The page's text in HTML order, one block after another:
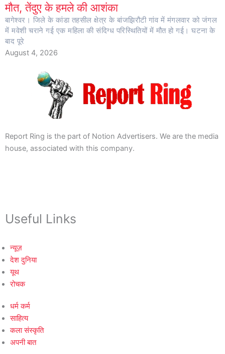
मौत, तेंदुए के हमले की आशंका
बागेश्वर। जिले के कांडा तहसील क्षेत्र के बांजझिरौटी गांव में मंगलवार को जंगल
में मवेशी चराने गई एक महिला की संदिग्ध परिस्थितियों में मौत हो गई। घटना के
बाद पूरे
August 4, 2026
Report Ring is the part of Notion Advertisers. We are the media
house, associated with this company.
Useful Links
न्यूज़
देश दुनिया
यूथ
रोचक
धर्म कर्म
साहित्य
कला संस्कृति
अपनी बात